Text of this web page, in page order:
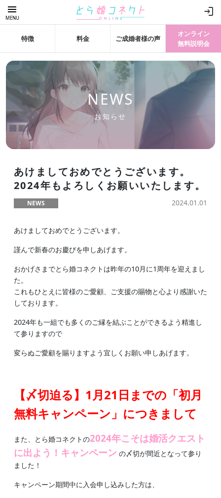
menu
MENU login
特徴 料金 ご成婚者様の声
オンライン
無料説明会
NEWS
お知らせ
あけましておめでとうございます。
2024年もよろしくお願いいたします。
NEWS 2024.01.01
あけましておめでとうございます。
謹んで新春のお慶びを申しあげます。
おかげさまでとら婚コネクトは昨年の10月に1周年を迎えまし
た。
これもひとえに皆様のご愛顧、ご支援の賜物と心より感謝いた
しております。
2024年も一組でも多くのご縁を結ぶことができるよう精進し
て参りますので
変らぬご愛顧を賜りますよう宜しくお願い申しあげます。
【〆切迫る】1月21日までの「初月
無料キャンペーン」につきまして
また、とら婚コネクトの2024年こそは婚活クエスト
に出よう！キャンペーン の〆切が間近となって参り
ました！
キャンペーン期間中に入会申し込みした方は、